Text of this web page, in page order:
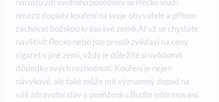
nárůstu zdravotního povědomí se Řecko snaží
omezit dopady kouření na svoje obyvatele a přitom
zachovat božskou krásu své země.Ať už se chystáte
navštívit Řecko nebo jste prostě zvědaví na ceny
cigaret v jiné zemi, vždy je důležité si uvědomit
důsledky svých rozhodnutí. Kouření je nejen
návykové, ale také může mít významný dopad na
váš zdravotní stav a peněženku.Buďte informovaní,